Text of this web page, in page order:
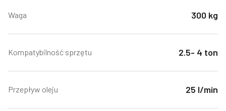
Waga 300 kg
Kompatybilność sprzętu 2.5- 4 ton
Przepływ oleju 25 l/min